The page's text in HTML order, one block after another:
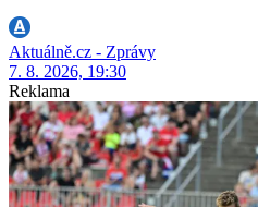
Aktuálně.cz - Zprávy
7. 8. 2026, 19:30
Reklama